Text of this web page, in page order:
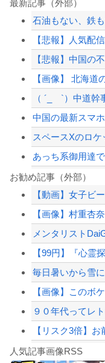
最新記事（外部）
【悲報】中国の
お勧め記事（外部）
９０年代ってレ
人気記事画像RSS